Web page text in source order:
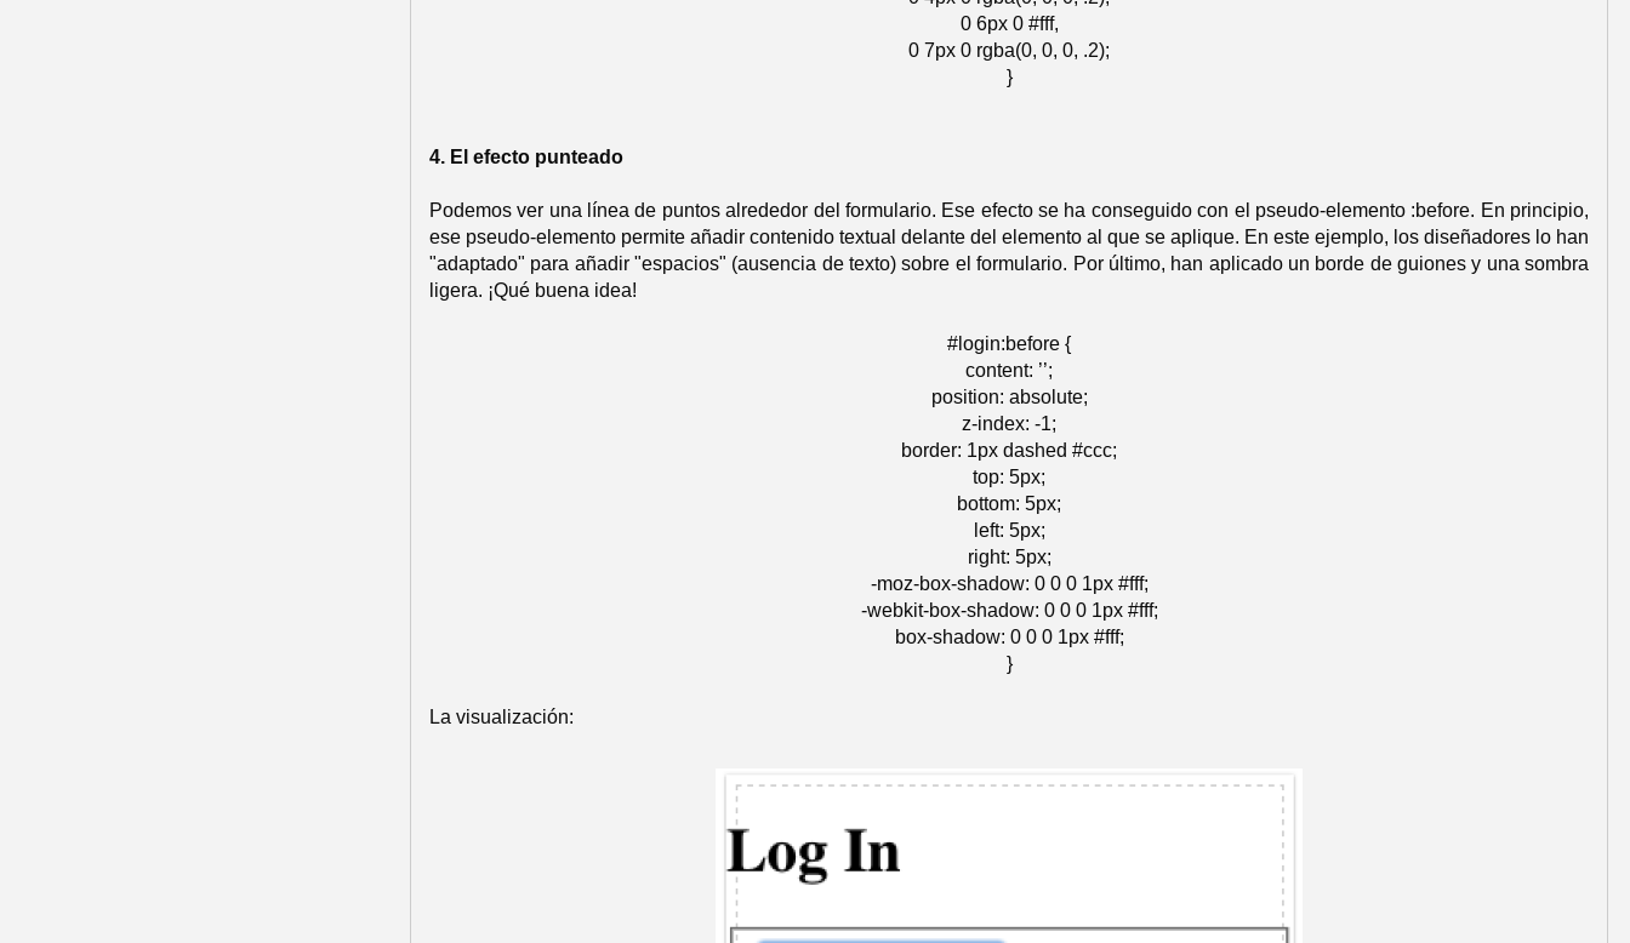
0 6px 0 #fff,
0 7px 0 rgba(0, 0, 0, .2);
}
4. El efecto punteado
Podemos ver una línea de puntos alrededor del formulario. Ese efecto se ha conseguido con el pseudo-elemento :before. En principio,
ese pseudo-elemento permite añadir contenido textual delante del elemento al que se aplique. En este ejemplo, los diseñadores lo han
"adaptado" para añadir "espacios" (ausencia de texto) sobre el formulario. Por último, han aplicado un borde de guiones y una sombra
ligera. ¡Qué buena idea!
#login:before {
content: ’’;
position: absolute;
z-index: -1;
border: 1px dashed #ccc;
top: 5px;
bottom: 5px;
left: 5px;
right: 5px;
-moz-box-shadow: 0 0 0 1px #fff;
-webkit-box-shadow: 0 0 0 1px #fff;
box-shadow: 0 0 0 1px #fff;
}
La visualización: